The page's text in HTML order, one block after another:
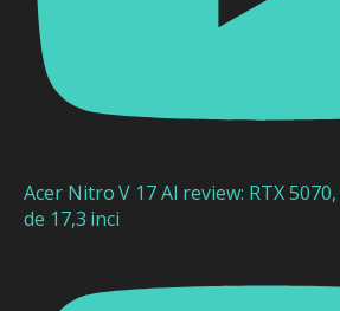
Acer Nitro V 17 AI review: RTX
de 17,3 inci